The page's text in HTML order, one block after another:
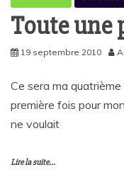
Toute
19 septembre 2010
Ce sera ma
première fois pour mon
ne voulait
Lire la suite...